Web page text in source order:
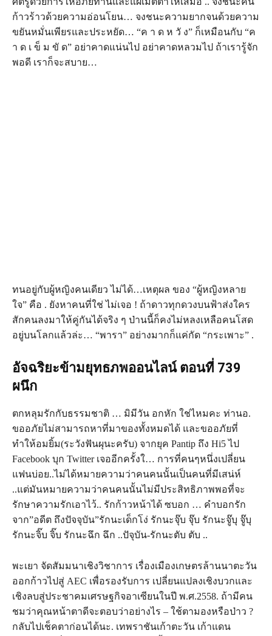
ก้าวร้าวด้วยความอ่อนโยน… จงชนะความยากจนด้วยความ
ขยันหมั่นเพียรและประหยัด… “ค า ด ห วั ง” ก็เหมือนกับ “ค
า ด เ ข็ ม ขั ด” อย่าคาดแน่นไป อย่าคาดหลวมไป ถ้าเรารู้จัก
พอดี เราก็จะสบาย…
ทนอยู่กับผู้หญิงคนเดียว ไม่ได้…เหตุผล ของ “ผู้หญิงหลาย
ใจ” คือ . ยังหาคนที่ใช่ ไม่เจอ ! ถ้าดาวทุกดวงบนฟ้าส่งใคร
สักคนลงมาให้คู่กันได้จริง ๆ ป่านนี้ก็คงไม่หลงเหลือคนโสด
อยู่บนโลกแล้วล่ะ… “พารา” อย่างมากก็แค่กัด “กระเพาะ” .
อัจฉริยะข้ามยุทธภพออนไลน์ ตอนที่ 739
ผนึก
ตกหลุมรักกับธรรมชาติ … มิมีวัน อกหัก ใช่ไหมคะ ท่านอ.
ขออภัยไม่สามารถหาที่มาของทั้งหมดได้ และขออภัยที่
ทำให้อมยิ้ม(ระวังฟันผุนะครับ) จากยุค Pantip ถึง Hi5 ไป
Facebook บุก Twitter เจออีกครั้งใ… การที่คนๆหนึ่งเปลี่ยน
แฟนบ่อย..ไม่ได้หมายความว่าคนคนนั้นเป็นคนที่มีเสน่ห์
..แต่มันหมายความว่าคนคนนั้นไม่มีประสิทธิภาพพอที่จะ
รักษาความรักเอาไว้.. รักก้าวหน้าได้ ซบอก … คำบอกรัก
จาก”อดีต ถึงปัจจุบัน”รักนะเด็กโง่ รักนะจุ๊บ จุ๊บ รักนะจู๊บุ จู๊บุ
รักนะจิ๊บ จิ๊บ รักนะฉึก ฉึก ..ปัจุบัน-รักนะตับ ตับ ..
พะเยา จัดสัมมนาเชิงวิชาการ เรื่องเมืองเกษตรล้านนาตะวัน
ออกก้าวไปสู่ AEC เพื่อรองรับการ เปลี่ยนแปลงเชิงบวกและ
เชิงลบสู่ประชาคมเศรษฐกิจอาเซียนในปี พ.ศ.2558. ถ้ามีคน
ชมว่าคุณหน้าตาดีจะตอบว่าอย่างไร – ใช้ตามองหรือป่าว ?
กลับไปเช็คตาก่อนได้นะ. เทพราชันเก้าตะวัน เก้าแดน